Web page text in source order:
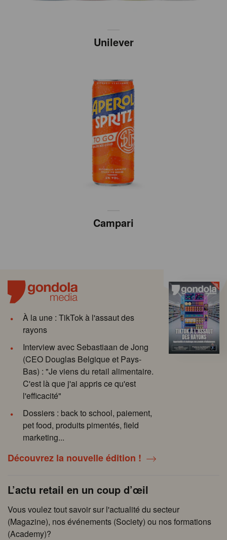
Unilever
Campari
À la une : TikTok à l'assaut des
rayons
Interview avec Sebastiaan de Jong
(CEO Douglas Belgique et Pays-
Bas) : "Je viens du retail alimentaire.
C'est là que j'ai appris ce qu'est
l'efficacité"
Dossiers : back to school, paiement,
pet food, produits pimentés, field
marketing...
Découvrez la nouvelle édition !
L’actu retail en un coup d’œil
Vous voulez tout savoir sur l'actualité du secteur
(Magazine), nos événements (Society) ou nos formations
(Academy)?